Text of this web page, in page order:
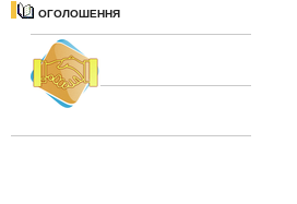
ОГОЛОШЕННЯ